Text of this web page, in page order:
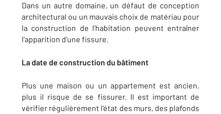
Dans un autre domaine, un défaut de conception
architectural ou un mauvais choix de matériau pour
la construction de l'habitation peuvent entraîner
l'apparition d'une fissure.
La date de construction du bâtiment
Plus une maison ou un appartement est ancien,
plus il risque de se fissurer. Il est important de
vérifier régulièrement l'état des murs, des plafonds